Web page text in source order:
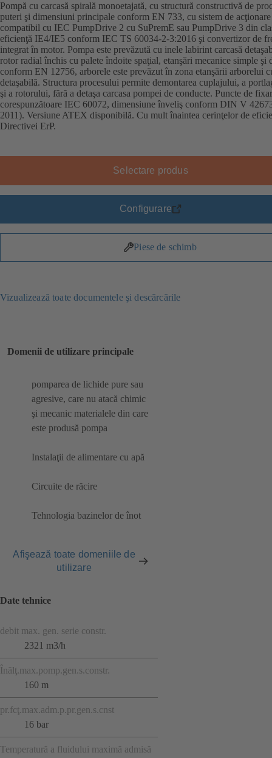
Pompă cu carcasă spirală monoetajată, cu structură constructivă de
puteri şi dimensiuni principale conform EN 733, cu sistem de acţionare
compatibil cu IEC PumpDrive 2 cu SuPremE sau PumpDrive 3 din
eficienţă IE4/IE5 conform IEC TS 60034-2-3:2016 şi convertizor de
integrat în motor. Pompa este prevăzută cu inele labirint carcasă
rotor radial închis cu palete îndoite spaţial, etanşări mecanice simple şi
conform EN 12756, arborele este prevăzut în zona etanşării arborelui
detaşabilă. Structura procesului permite demontarea cuplajului, a
şi a rotorului, fără a detaşa carcasa pompei de conducte. Puncte de
corespunzătoare IEC 60072, dimensiune înveliş conform DIN V
2011). Versiune ATEX disponibilă. Cu mult înaintea cerinţelor de
Directivei ErP.
Selectare produs
Configurare
Piese de schimb
Vizualizează toate documentele şi descărcările
Domenii de utilizare principale
pomparea de lichide pure sau
agresive, care nu atacă chimic
şi mecanic materialele din care
este produsă pompa
Instalaţii de alimentare cu apă
Circuite de răcire
Tehnologia bazinelor de înot
Afişează toate domeniile de
utilizare
Date tehnice
debit max. gen. serie constr.
2321 m3/h
Înălţ.max.pomp.gen.s.constr.
160 m
pr.fcţ.max.adm.p.pr.gen.s.cnst
16 bar
Temperatură a fluidului maximă admisă